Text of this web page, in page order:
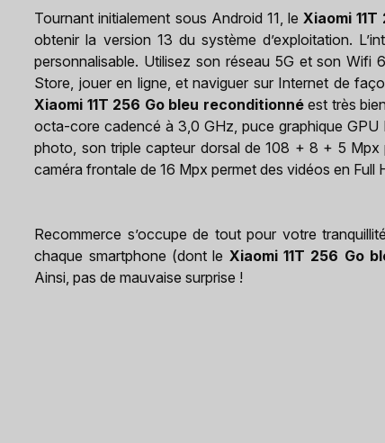
Tournant initialement sous Android 11, le Xiaomi
obtenir la version 13 du système d’exploitation.
personnalisable. Utilisez son réseau 5G et son
Store, jouer en ligne, et naviguer sur Internet de
Xiaomi 11T 256 Go bleu reconditionnéest très
octa-core cadencé à 3,0 GHz, puce graphique
photo, son triple capteur dorsal de 108 + 8 + 5 Mpx
caméra frontale de 16 Mpx permet des vidéos en Full
Recommerce s’occupe de tout pour votre
chaque smartphone (dont le Xiaomi 11T 256 Go
Ainsi, pas de mauvaise surprise !